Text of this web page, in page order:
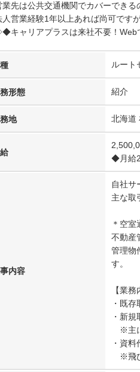
業先は公共交通機関でカバーでき
人営業経験1年以上あれば尚可です
ャリアプラスは来社不要！
ルート
形態 紹介
地 北海道
◆月給
内容
自社サ
主な取
＊空室
不動産
管理物
す。
【業務
・既
・新
※主
・資料
※飛び